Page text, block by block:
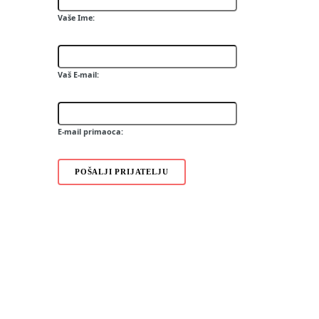
Galaxy A
Metro TV
I8000 Omnia II 2GB
SCH-W699
W9705
Vaše Ime:
Vaš E-mail:
E-mail primaoca:
POŠALJI PRIJATELJU